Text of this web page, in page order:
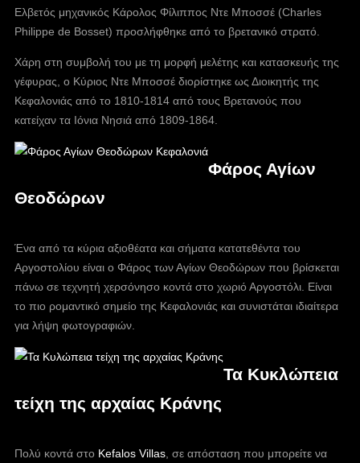
Ελβετός μηχανικός Κάρολος Φίλιππος Ντε Μποσσέ (Charles
Philippe de Bosset) προσλήφθηκε από το βρετανικό στρατό.
Χάρη στη συμβολή του με τη μορφή μελέτης και κατασκευής της
γέφυρας, ο Κύριος Ντε Μποσσέ διορίστηκε ως Διοικητής της
Κεφαλονιάς από το 1810-1814 από τους Βρετανούς που
κατείχαν τα Ιόνια Νησιά από 1809-1864.
Φάρος Αγίων
Θεοδώρων
Ένα από τα κύρια αξιοθέατα και σήματα κατατεθέντα του
Αργοστολίου είναι ο Φάρος των Αγίων Θεοδώρων που βρίσκεται
πάνω σε τεχνητή χερσόνησο κοντά στο χωριό Αργοστόλι. Είναι
το πιο ρομαντικό σημείο της Κεφαλονιάς και συνιστάται ιδιαίτερα
για λήψη φωτογραφιών.
Τα Κυκλώπεια
τείχη της αρχαίας Κράνης
Πολύ κοντά στο Kefalos Villas , σε απόσταση που μπορείτε να